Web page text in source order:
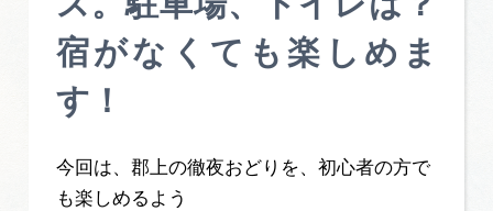
買い物・お土産
体験予約サイト「ＶＩＳＩＴ岐阜県」
岐阜県まるごと観光エリアガイド
宿がなくても楽しめま
す！
今回は、郡上の徹夜おどりを、初心者の方で
も楽しめるよう